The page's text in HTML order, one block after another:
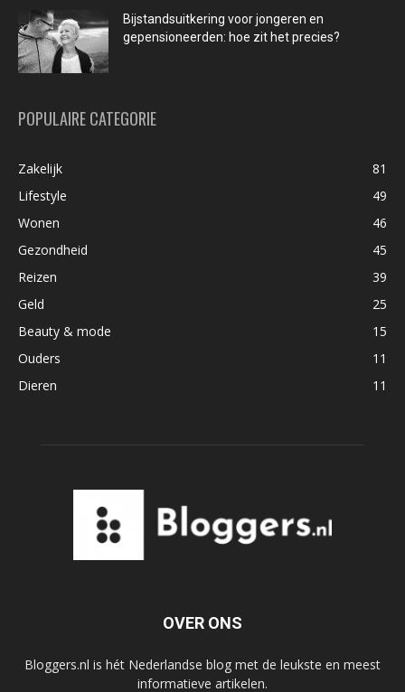
Bijstandsuitkering voor jongeren en
gepensioneerden: hoe zit het precies?
POPULAIRE CATEGORIE
Zakelijk
81
Lifestyle
49
Wonen
46
Gezondheid
45
Reizen
39
Geld
25
Beauty & mode
15
Ouders
11
Dieren
11
OVER ONS
Bloggers.nl is hét Nederlandse blog met de leukste en meest
informatieve artikelen.